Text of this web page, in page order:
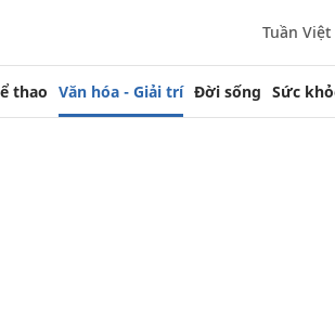
Tuần
thao Văn hóa - Giải trí Đời sống Sức